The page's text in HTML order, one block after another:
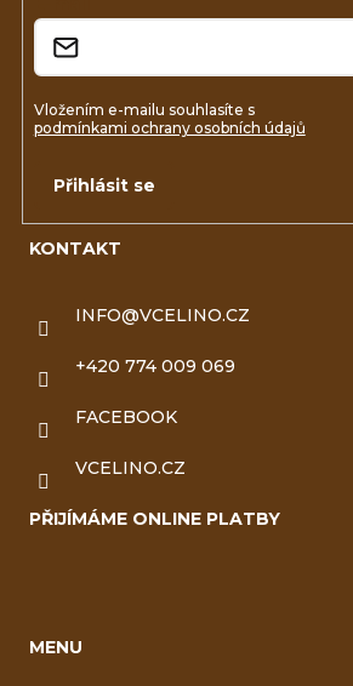
KONTAKT
INFO@VCELINO.CZ
+420 774 009 069
FACEBOOK
VCELINO.CZ
PŘIJÍMÁME ONLINE PLATBY
MENU
Vložením e-mailu souhlasíte s
podmínkami ochrany osobních údajů
Přihlásit se